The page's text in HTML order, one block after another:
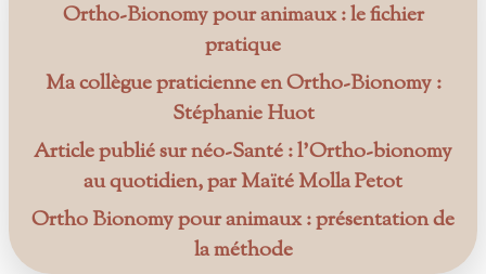
Ortho-Bionomy pour animaux : le fichier
pratique
Ma collègue praticienne en Ortho-Bionomy :
Stéphanie Huot
Article publié sur néo-Santé : l’Ortho-bionomy
au quotidien, par Maïté Molla Petot
Ortho Bionomy pour animaux : présentation de
la méthode